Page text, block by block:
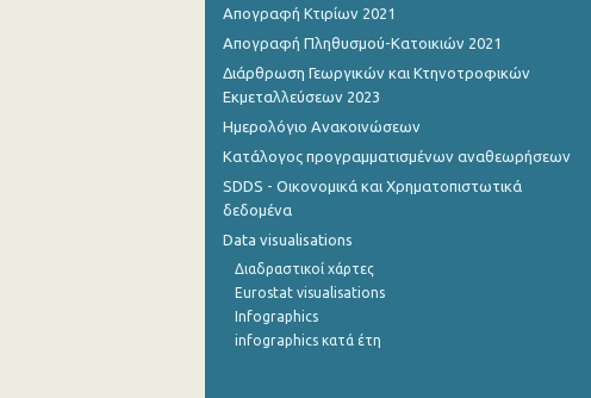
Απογραφή Κτιρίων 2021
Απογραφή Πληθυσμού-Κατοικιών 2021
Διάρθρωση Γεωργικών και Κτηνοτροφικών
Εκμεταλλεύσεων 2023
Ημερολόγιο Ανακοινώσεων
Κατάλογος προγραμματισμένων αναθεωρήσεων
SDDS - Οικονομικά και Χρηματοπιστωτικά
δεδομένα
Data visualisations
Διαδραστικοί χάρτες
Eurostat visualisations
Infographics
infographics κατά έτη